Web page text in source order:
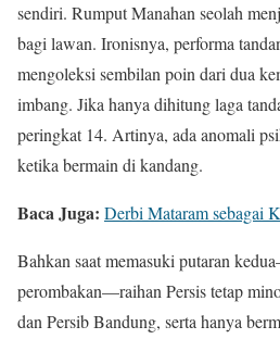
sendiri. Rumput Manahan seolah
bagi lawan. Ironisnya, performa
mengoleksi sembilan poin dari dua
imbang. Jika hanya dihitung laga
peringkat 14. Artinya, ada anomali
ketika bermain di kandang.
Baca Juga: Derbi Mataram sebagai
Bahkan saat memasuki putaran
perombakan—raihan Persis tetap
dan Persib Bandung, serta hanya